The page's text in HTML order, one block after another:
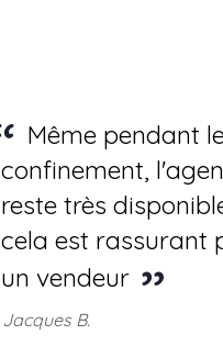
Même pendant
confinement,
reste très
cela est rassurant
un vendeur
Jacques B.